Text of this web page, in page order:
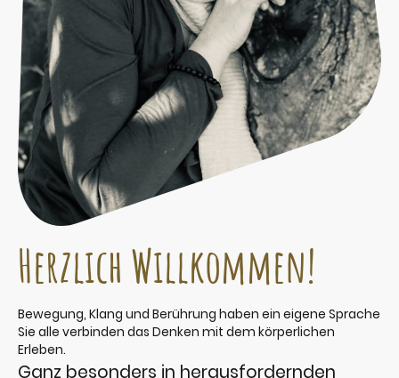
Herzlich Willkommen!
Bewegung, Klang und Berührung haben ein eigene Sprache
Sie alle verbinden das Denken mit dem körperlichen
Erleben.
Ganz besonders in herausfordernden